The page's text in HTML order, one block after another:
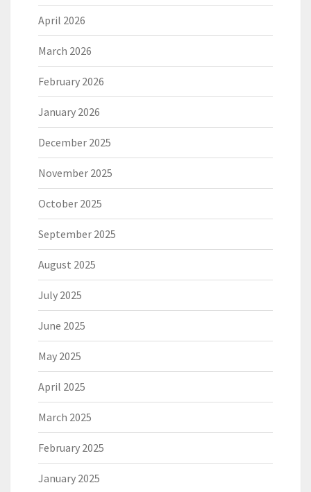
April 2026
March 2026
February 2026
January 2026
December 2025
November 2025
October 2025
September 2025
August 2025
July 2025
June 2025
May 2025
April 2025
March 2025
February 2025
January 2025